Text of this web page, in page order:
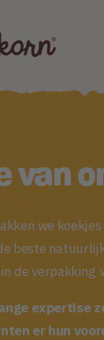
van
we koekjes
beste
de verpakking
expertise
er hun